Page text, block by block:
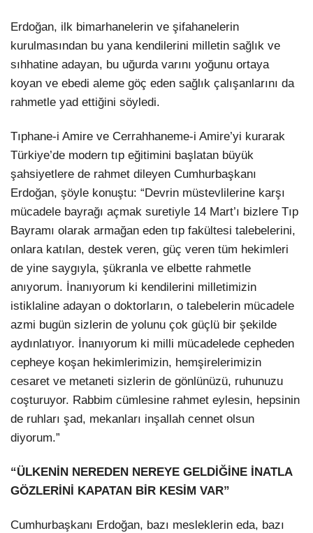
Erdoğan, ilk bimarhanelerin ve şifahanelerin
kurulmasından bu yana kendilerini milletin sağlık ve
sıhhatine adayan, bu uğurda varını yoğunu ortaya
koyan ve ebedi aleme göç eden sağlık çalışanlarını da
rahmetle yad ettiğini söyledi.
Tıphane-i Amire ve Cerrahhaneme-i Amire’yi kurarak
Türkiye’de modern tıp eğitimini başlatan büyük
şahsiyetlere de rahmet dileyen Cumhurbaşkanı
Erdoğan, şöyle konuştu: “Devrin müstevlilerine karşı
mücadele bayrağı açmak suretiyle 14 Mart’ı bizlere Tıp
Bayramı olarak armağan eden tıp fakültesi talebelerini,
onlara katılan, destek veren, güç veren tüm hekimleri
de yine saygıyla, şükranla ve elbette rahmetle
anıyorum. İnanıyorum ki kendilerini milletimizin
istiklaline adayan o doktorların, o talebelerin mücadele
azmi bugün sizlerin de yolunu çok güçlü bir şekilde
aydınlatıyor. İnanıyorum ki milli mücadelede cepheden
cepheye koşan hekimlerimizin, hemşirelerimizin
cesaret ve metaneti sizlerin de gönlünüzü, ruhunuzu
coşturuyor. Rabbim cümlesine rahmet eylesin, hepsinin
de ruhları şad, mekanları inşallah cennet olsun
diyorum.”
“ÜLKENİN NEREDEN NEREYE GELDİĞİNE İNATLA
GÖZLERİNİ KAPATAN BİR KESİM VAR”
Cumhurbaşkanı Erdoğan, bazı mesleklerin eda, bazı